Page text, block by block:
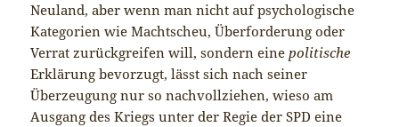
Neuland, aber wenn man nicht auf psychologische
Kategorien wie Machtscheu, Überforderung oder
Verrat zurückgreifen will, sondern einepolitische
Erklärung bevorzugt, lässt sich nach seiner
Überzeugung nur so nachvollziehen, wieso am
Ausgang des Kriegs unter der Regie der SPD eine